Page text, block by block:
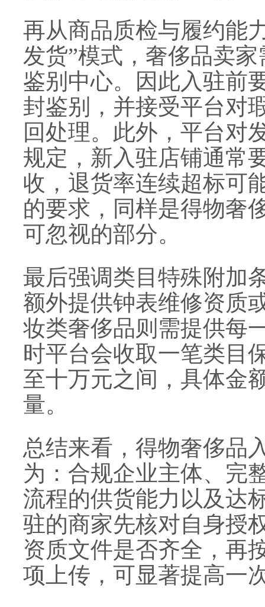
再从商品质检与履约能
发货”模式，奢侈品卖
鉴别中心。因此入驻前
封鉴别，并接受平台对
回处理。此外，平台对
规定，新入驻店铺通常
收，退货率连续超标可
的要求，同样是得物奢
可忽视的部分。
最后强调类目特殊附加
额外提供钟表维修资质
妆类奢侈品则需提供每
时平台会收取一笔类目
至十万元之间，具体金
量。
总结来看，得物奢侈品
为：合规企业主体、完
流程的供货能力以及达
驻的商家先核对自身授
资质文件是否齐全，再
项上传，可显著提高一